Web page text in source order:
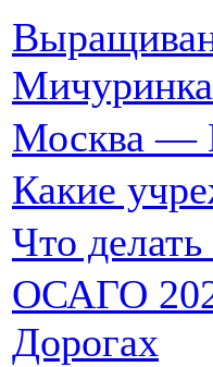
Москва —
Какие
Что
ОСАГО
Дорогах